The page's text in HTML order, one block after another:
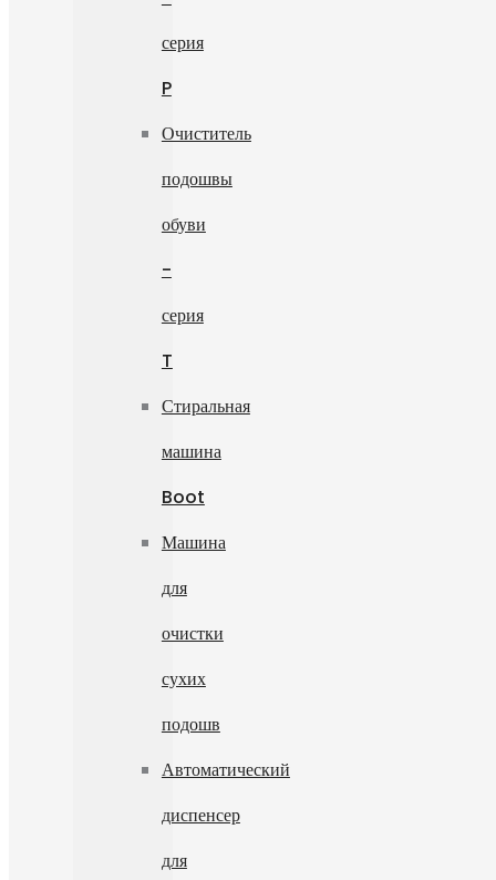
серия
P
Очиститель
подошвы
обуви
-
серия
T
Стиральная
машина
Boot
Машина
для
очистки
сухих
подошв
Автоматический
диспенсер
для